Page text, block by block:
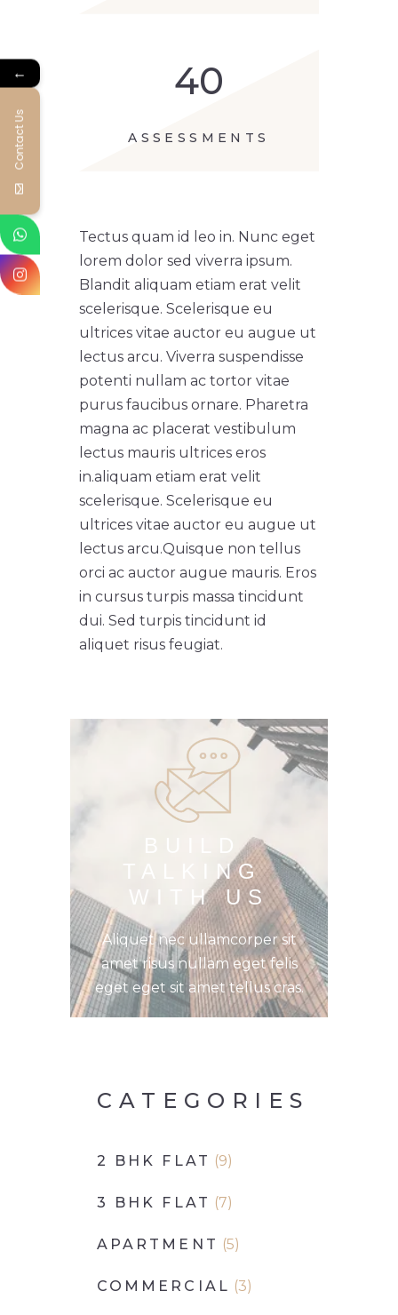
40
ASSESSMENTS
Tectus quam id leo in. Nunc eget
lorem dolor sed viverra ipsum.
Blandit aliquam etiam erat velit
scelerisque. Scelerisque eu
ultrices vitae auctor eu augue ut
lectus arcu. Viverra suspendisse
potenti nullam ac tortor vitae
purus faucibus ornare. Pharetra
magna ac placerat vestibulum
lectus mauris ultrices eros
in.aliquam etiam erat velit
scelerisque. Scelerisque eu
ultrices vitae auctor eu augue ut
lectus arcu.Quisque non tellus
orci ac auctor augue mauris. Eros
in cursus turpis massa tincidunt
dui. Sed turpis tincidunt id
aliquet risus feugiat.
BUILD
TALKING
WITH US
Aliquet nec ullamcorper sit
amet risus nullam eget felis
eget eget sit amet tellus cras.
CATEGORIES
2 BHK FLAT (9)
3 BHK FLAT (7)
APARTMENT (5)
COMMERCIAL (3)
←
Contact Us